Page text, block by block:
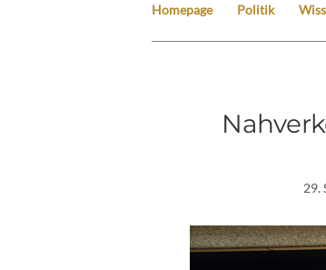
Homepage Politik
29.